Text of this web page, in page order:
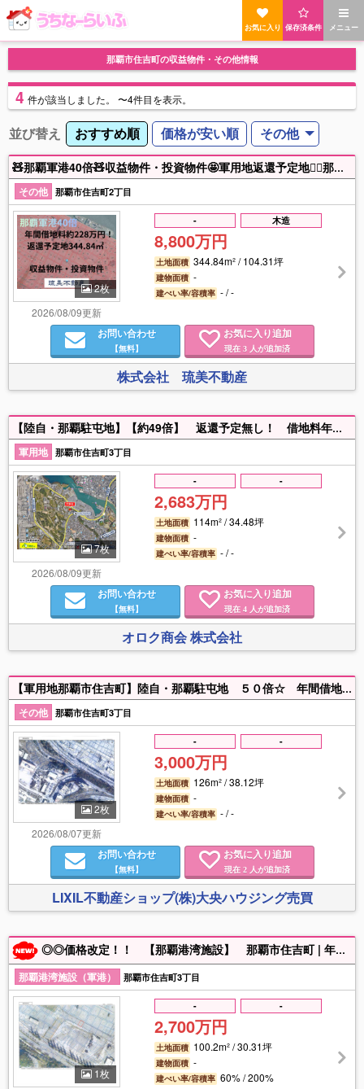
メニュー
保存済条件
お気に入り
那覇市住吉町の収益物件・その他情報
4 件が該当しました。 〜4件目を表示。
並び替え おすすめ順 価格が安い順 その他
🧸那覇軍港40倍🧸収益物件・投資物件🤩軍用地返還予定地💁‍♀️那覇港湾施設344.84㎡♪年間借地料約228万円！◆琉美不動産 098-943-3636◆
その他 那覇市住吉町2丁目
2枚
2026/08/09更新
- 木造
8,800万円
土地面積 344.84m² / 104.31坪
建物面積 -
建ぺい率/容積率 - / -
お問い合わせ
【無料】
お気に入り追加
現在 3 人が追加済
株式会社 琉美不動産
【陸自・那覇駐屯地】【約49倍】 返還予定無し！ 借地料年々上昇中！ 安定した資金運用に！
軍用地 那覇市住吉町3丁目
7枚
2026/08/09更新
- -
2,683万円
土地面積 114m² / 34.48坪
建物面積 -
建ぺい率/容積率 - / -
お問い合わせ
【無料】
お気に入り追加
現在 4 人が追加済
オロク商会 株式会社
【軍用地那覇市住吉町】陸自・那覇駐屯地 ５０倍☆ 年間借地料６００，３６０円 詳細はお問い合わせください。
その他 那覇市住吉町3丁目
2枚
2026/08/07更新
- -
3,000万円
土地面積 126m² / 38.12坪
建物面積 -
建ぺい率/容積率 - / -
お問い合わせ
【無料】
お気に入り追加
現在 2 人が追加済
LIXIL不動産ショップ(株)大央ハウジング売買
◎◎価格改定！！ 【那覇港湾施設】 那覇市住吉町 | 年間借地料:640,512円 | 返還予定地 ☆お気軽にお問合せ下さい。
那覇港湾施設（軍港） 那覇市住吉町3丁目
1枚
- -
2,700万円
土地面積 100.2m² / 30.31坪
建物面積 -
建ぺい率/容積率 60% / 200%